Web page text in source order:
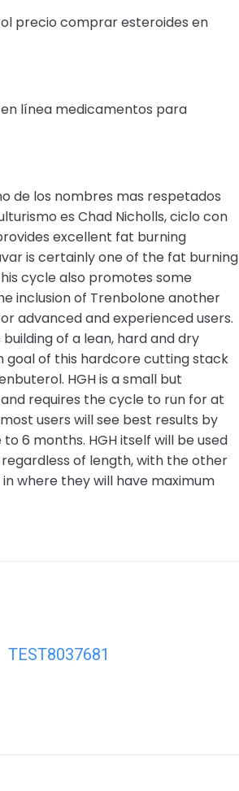
precio comprar esteroides en
línea medicamentos para
de los nombres mas respetados
es Chad Nicholls, ciclo con
excellent fat burning
is certainly one of the fat burning
cycle also promotes some
inclusion of Trenbolone another
advanced and experienced users.
of a lean, hard and dry
goal of this hardcore cutting stack
HGH is a small but
requires the cycle to run for at
users will see best results by
6 months. HGH itself will be used
of length, with the other
where they will have maximum
TEST8037681